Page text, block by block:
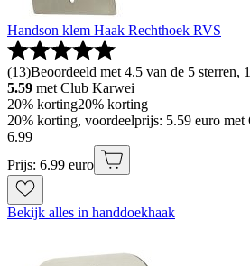
Handson klem Haak Rechthoek RVS
(13)Beoordeeld met 4.5 van de 5 sterren,
5.59 met Club Karwei
20% korting20% korting
20% korting, voordeelprijs: 5.59 euro
6.99
Prijs: 6.99 euro
Bekijk alles in handdoekhaak